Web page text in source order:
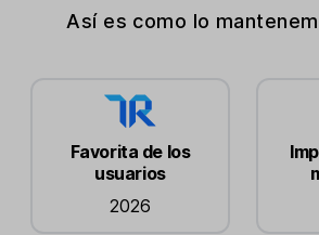
Así es como lo
Favorita de los
usuarios
2026